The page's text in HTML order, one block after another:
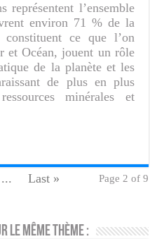
représentent l’ensemble
environ 71 % de la
ce que l’on
et Océan, jouent un rôle
de la planète et les
de plus en plus
minérales et
Page 2 of 9
... Last »
le même thème :